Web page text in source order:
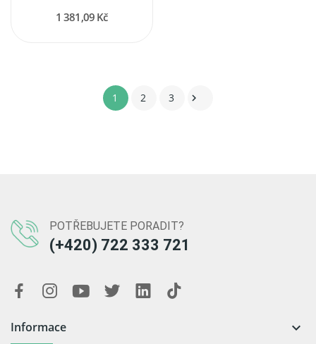
1 381,09 Kč
1 2 3 
POTŘEBUJETE PORADIT?
(+420) 722 333 721
Informace 